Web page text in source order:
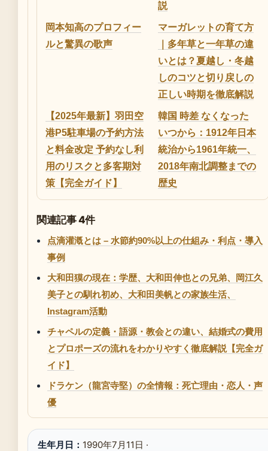
説
岡本知高のプロフィー
ルと驚異の歌声
マーガレットの育て方
｜多年草と一年草の違
いとは？夏越し・冬越
しのコツと切り戻しの
正しい時期を徹底解説
【2025年最新】羽田空
港P5駐車場の予約方法
と料金改定 予約なし利
用のリスクと多客期対
策【完全ガイド】
韓国 時差 なくなった
いつから：1912年日本
統治から1961年統一、
2018年南北調整までの
歴史
関連記事 4件
点滴灌漑とは – 水節約90%以上の仕組み・利点・導入
事例
大和田獏の現在：学歴、大和田伸也との兄弟、岡江久
美子との馴れ初め、大和田美帆との家族生活、
Instagram活動
チャペルの定義・語源・教会との違い、結婚式の費用
とプロポーズの流れをわかりやすく徹底解説【完全ガ
イド】
ドラケン（龍宮寺堅）の全情報：死亡理由・恋人・声
優
生年月日： 1990年7月11日 ·